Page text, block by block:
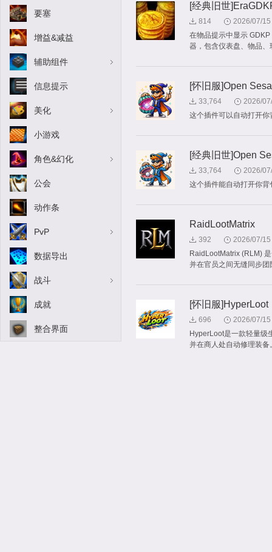
要塞
增益&减益
辅助组件
信息提示
美化
小游戏
角色&幻化
公会
动作条
PvP
数据导出
战斗
成就
整合界面
[经典旧世
814
2026/07/15
在物品提示中显示
器，包含仪表盘、物品
[怀旧服]Open
33,764
2026/
这个插件可以自动打开你
[经典旧世]Open
33,764
2026/
这个插件能自动打开你背
RaidLootMatrix
392
2026/07/15
RaidLootMatrix (RLM)
并在官员之间无缝同步
[怀旧服]HyperLoot
696
2026/07/15
HyperLoot是一款轻量级
并在商人处自动修理装备